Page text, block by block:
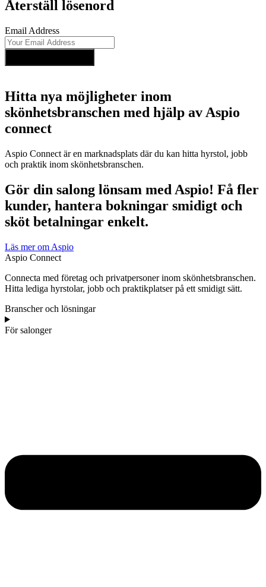
Återställ lösenord
Email Address
Hitta nya möjligheter inom
skönhetsbranschen med hjälp av Aspio
connect
Aspio Connect är en marknadsplats där du kan hitta hyrstol, jobb
och praktik inom skönhetsbranschen.
Gör din salong lönsam med Aspio! Få fler
kunder, hantera bokningar smidigt och
sköt betalningar enkelt.
Läs mer om Aspio
Aspio Connect
Connecta med företag och privatpersoner inom skönhetsbranschen.
Hitta lediga hyrstolar, jobb och praktikplatser på ett smidigt sätt.
Branscher och lösningar
För salonger